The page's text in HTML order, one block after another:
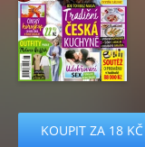
KOUPIT ZA 18 KČ